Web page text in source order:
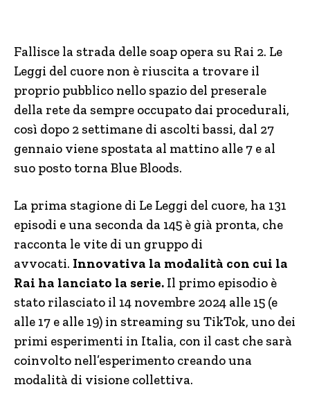
Fallisce la strada delle soap opera su Rai 2. Le
Leggi del cuore non è riuscita a trovare il
proprio pubblico nello spazio del preserale
della rete da sempre occupato dai procedurali,
così dopo 2 settimane di ascolti bassi, dal 27
gennaio viene spostata al mattino alle 7 e al
suo posto torna Blue Bloods.
La prima stagione di Le Leggi del cuore, ha 131
episodi e una seconda da 145 è già pronta, che
racconta le vite di un gruppo di
avvocati. Innovativa la modalità con cui la
Rai ha lanciato la serie. Il primo episodio è
stato rilasciato il 14 novembre 2024 alle 15 (e
alle 17 e alle 19) in streaming su TikTok, uno dei
primi esperimenti in Italia, con il cast che sarà
coinvolto nell’esperimento creando una
modalità di visione collettiva.